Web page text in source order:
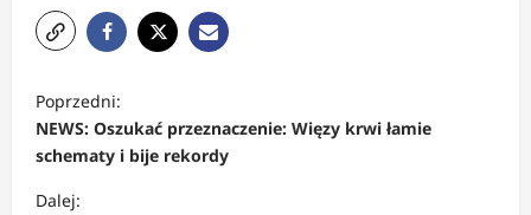
o
b
a
Poprzedni:
NEWS: Oszukać przeznaczenie: Więzy krwi łamie
schematy i bije rekordy
Dalej: